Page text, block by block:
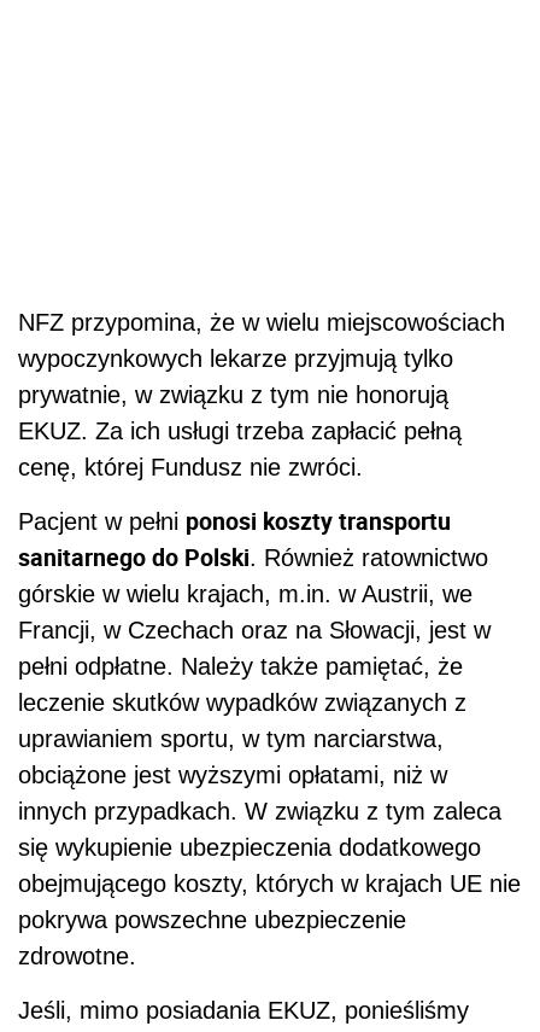
NFZ przypomina, że w wielu miejscowościach
wypoczynkowych lekarze przyjmują tylko
prywatnie, w związku z tym nie honorują
EKUZ. Za ich usługi trzeba zapłacić pełną
cenę, której Fundusz nie zwróci.
Pacjent w pełni ponosi koszty transportu
sanitarnego do Polski. Również ratownictwo
górskie w wielu krajach, m.in. w Austrii, we
Francji, w Czechach oraz na Słowacji, jest w
pełni odpłatne. Należy także pamiętać, że
leczenie skutków wypadków związanych z
uprawianiem sportu, w tym narciarstwa,
obciążone jest wyższymi opłatami, niż w
innych przypadkach. W związku z tym zaleca
się wykupienie ubezpieczenia dodatkowego
obejmującego koszty, których w krajach UE nie
pokrywa powszechne ubezpieczenie
zdrowotne.
Jeśli, mimo posiadania EKUZ, ponieśliśmy